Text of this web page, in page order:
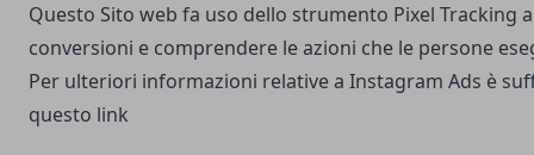
Questo Sito web fa uso dello strumento Pixel Tracking
conversioni e comprendere le azioni che le persone
Per ulteriori informazioni relative a Instagram Ads è
questo link